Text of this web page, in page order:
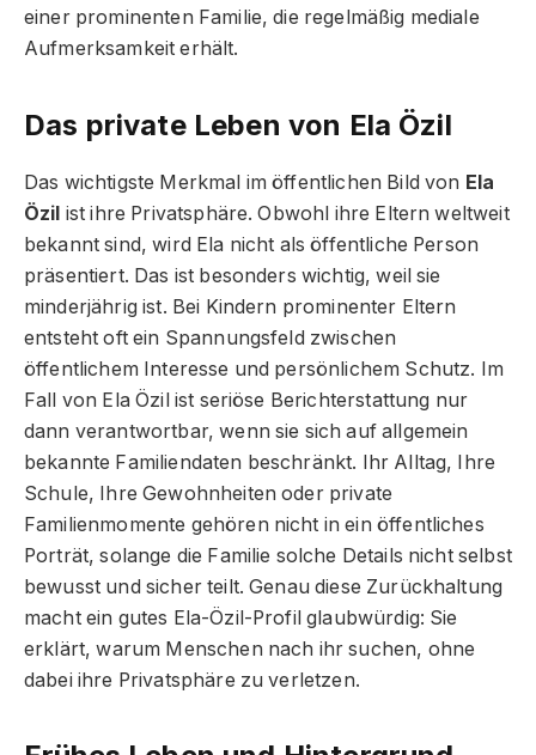
einer prominenten Familie, die regelmäßig mediale
Aufmerksamkeit erhält.
Das private Leben von Ela Özil
Das wichtigste Merkmal im öffentlichen Bild von Ela
Özil ist ihre Privatsphäre. Obwohl ihre Eltern weltweit
bekannt sind, wird Ela nicht als öffentliche Person
präsentiert. Das ist besonders wichtig, weil sie
minderjährig ist. Bei Kindern prominenter Eltern
entsteht oft ein Spannungsfeld zwischen
öffentlichem Interesse und persönlichem Schutz. Im
Fall von Ela Özil ist seriöse Berichterstattung nur
dann verantwortbar, wenn sie sich auf allgemein
bekannte Familiendaten beschränkt. Ihr Alltag, Ihre
Schule, Ihre Gewohnheiten oder private
Familienmomente gehören nicht in ein öffentliches
Porträt, solange die Familie solche Details nicht selbst
bewusst und sicher teilt. Genau diese Zurückhaltung
macht ein gutes Ela-Özil-Profil glaubwürdig: Sie
erklärt, warum Menschen nach ihr suchen, ohne
dabei ihre Privatsphäre zu verletzen.